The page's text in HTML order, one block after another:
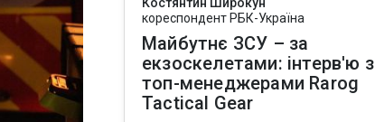
кореспондент РБК-Україна
Майбутнє ЗСУ – за
екзоскелетами: інтерв'ю з
топ-менеджерами Rarog
Tactical Gear